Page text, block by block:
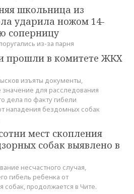
школьница из
ударила ножом 14-
соперницу
из-за парня
прошли в комитете ЖКХ
изъяты документы,
для расследования
дела по факту гибели
нападения бездомных собак
мест скопления
собак выявлено в
несчастного случая,
гибель ребенка от
собак, продолжается в Чите.